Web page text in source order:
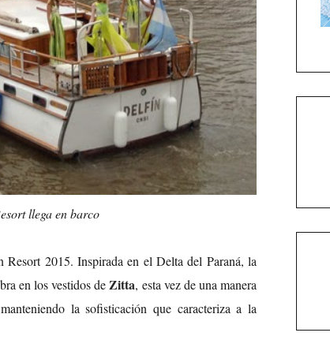
llega en barco
Resort 2015. Inspirada en el Delta del Paraná, la
en los vestidos de Zitta, esta vez de una manera
la sofisticación que caracteriza a la